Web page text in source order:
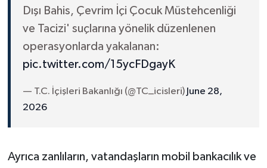
Dışı Bahis, Çevrim İçi Çocuk Müstehcenliği
ve Tacizi' suçlarına yönelik düzenlenen
operasyonlarda yakalanan:
pic.twitter.com/15ycFDgayK
— T.C. İçişleri Bakanlığı (@TC_icisleri) June 28,
2026
Ayrıca zanlıların, vatandaşların mobil bankacılık ve